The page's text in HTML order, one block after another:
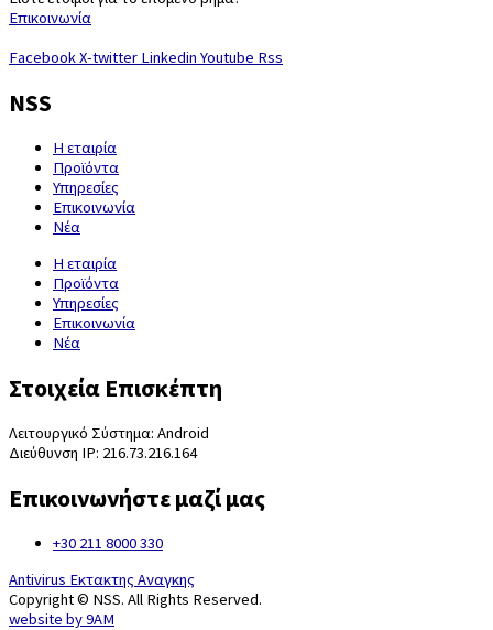
Επικοινωνία
FacebookX-twitter Linkedin Youtube Rss
NSS
Η εταιρία
Προϊόντα
Υπηρεσίες
Επικοινωνία
Νέα
Η εταιρία
Προϊόντα
Υπηρεσίες
Επικοινωνία
Νέα
Στοιχεία Επισκέπτη
Λειτουργικό Σύστημα: Android
Διεύθυνση IP: 216.73.216.164
Επικοινωνήστε μαζί μας
+30 211 8000 330
Antivirus Εκτακτης Αναγκης
Copyright © NSS. All Rights Reserved.
website by9AM